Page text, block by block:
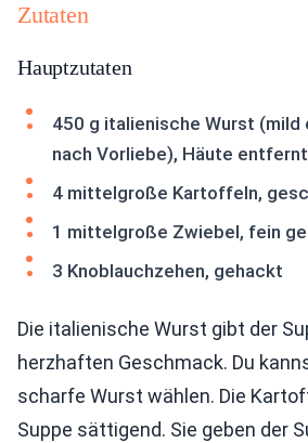
Zutaten
Hauptzutaten
450 g italienische Wurst (mild
nach Vorliebe), Häute entfernt
4 mittelgroße Kartoffeln,
1 mittelgroße Zwiebel, fein
3 Knoblauchzehen, gehackt
Die italienische Wurst gibt der
herzhaften Geschmack. Du
scharfe Wurst wählen. Die
Suppe sättigend. Sie geben der